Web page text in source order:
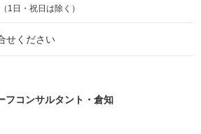
1日・祝日は除く）
せください
フコンサルタント・倉知